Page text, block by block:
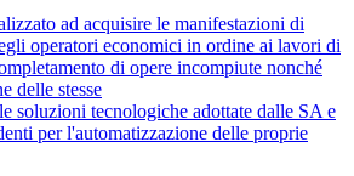
ad acquisire le manifestazioni di
operatori economici in ordine ai lavori di
di opere incompiute nonché
delle stesse
soluzioni tecnologiche adottate dalle SA e
per l'automatizzazione delle proprie